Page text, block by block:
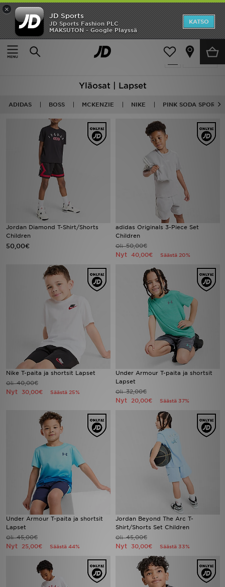
×
JD Sports
JD Sports Fashion PLC
MAKSUTON - Google Playssä
KATSO
Etusivu
Lapset Lasten vaatteet (3-7-vuotiaat) Topit
Suodata
12 tuotetta
Yläosat | Lapset
ADIDAS BOSS MCKENZIE NIKE PINK SODA SPORT
Jordan Diamond T-Shirt/Shorts
Children
50,00€
adidas Originals 3-Piece Set
Children
Oli50,00€
Nyt 40,00€ Säästä 20%
Nike T-paita ja shortsit Lapset
Oli40,00€
Nyt 30,00€ Säästä 25%
Under Armour T-paita ja shortsit
Lapset
Oli32,00€
Nyt 20,00€ Säästä 37%
Under Armour T-paita ja shortsit
Lapset
Oli45,00€
Nyt 25,00€ Säästä 44%
Jordan Beyond The Arc T-
Shirt/Shorts Set Children
Oli45,00€
Nyt 30,00€ Säästä 33%
Etusivu
Ale
Miehet
Tuotemerkit
Inspiroidu
Jalkapallo
Urheilu
Lataa JD-sovellus
Asiakaspalvelu ja tietoa